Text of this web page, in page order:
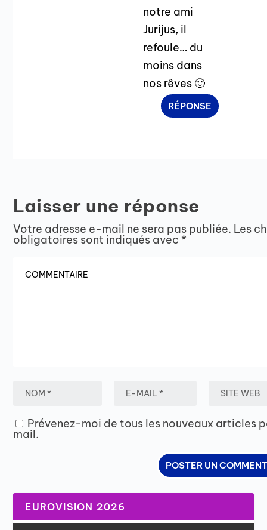
notre ami
Jurijus, il
refoule… du
moins dans
nos rêves 🙂
RÉPONSE
Laisser une réponse
Votre adresse e-mail ne sera pas publiée. Les
obligatoires sont indiqués avec *
Prévenez-moi de tous les nouveaux articles
mail.
EUROVISION 2026